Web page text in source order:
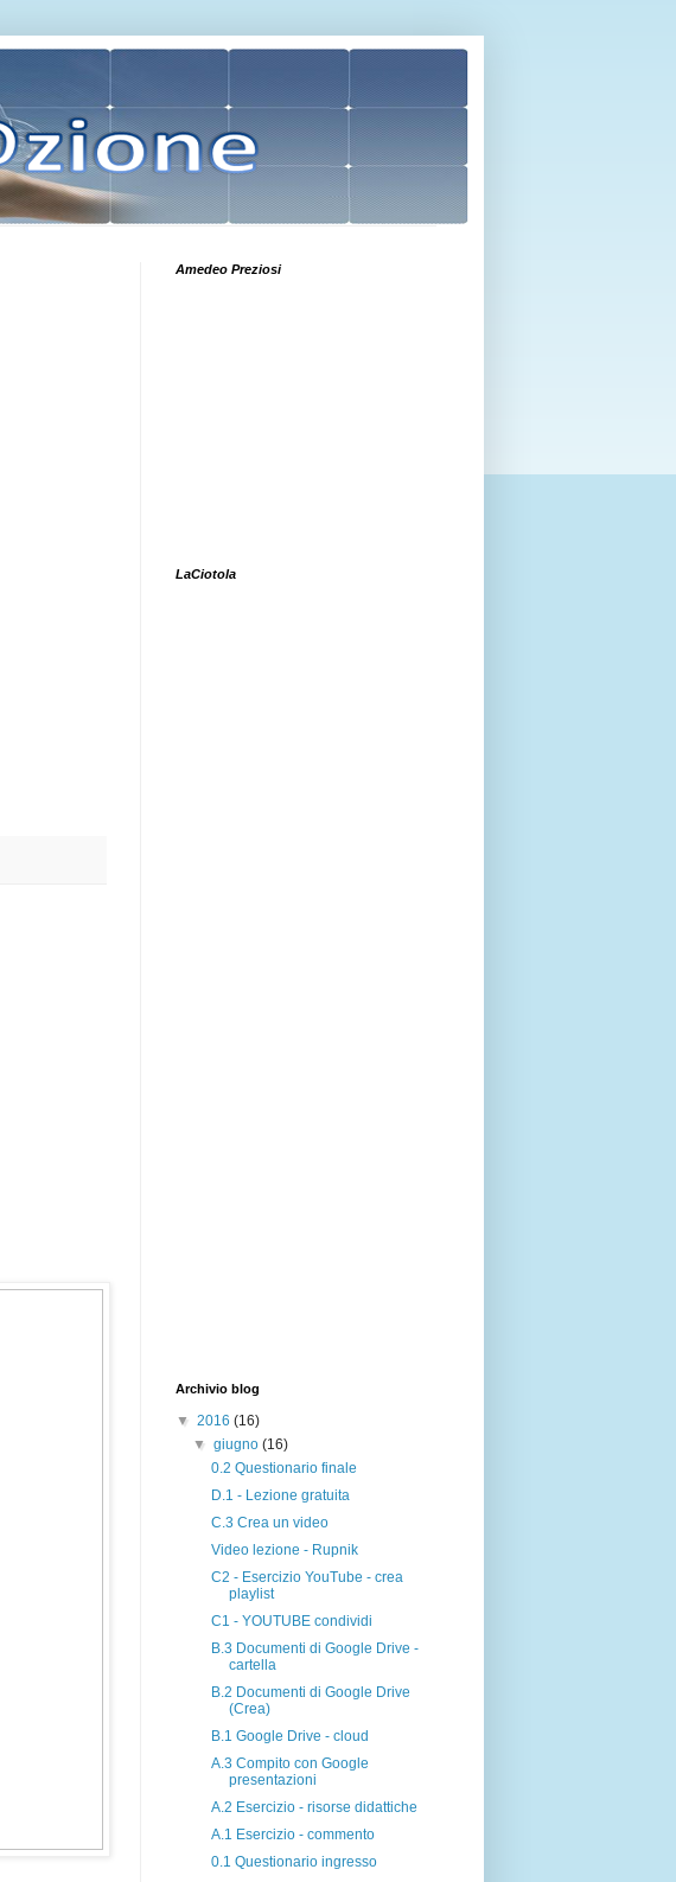
Amedeo Preziosi
LaCiotola
Archivio blog
▼ 2016 (16)
▼giugno(16)
0.2 Questionario finale
D.1 - Lezione gratuita
C.3 Crea un video
Video lezione - Rupnik
C2 - Esercizio YouTube - crea
playlist
C1 - YOUTUBE condividi
B.3 Documenti di Google Drive -
cartella
B.2 Documenti di Google Drive
(Crea)
B.1 Google Drive - cloud
A.3 Compito con Google
presentazioni
A.2 Esercizio - risorse didattiche
A.1 Esercizio - commento
0.1 Questionario ingresso